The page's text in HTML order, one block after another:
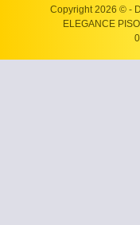
Copyright 2026 © -
ELEGANCE